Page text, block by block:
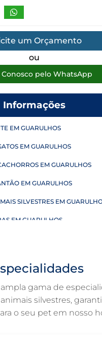
um Orçamento
ou
pelo WhatsApp
Informações
EM GUARULHOS
EM GUARULHOS
EM GUARULHOS
EM GUARULHOS
SILVESTRES EM
EM GUARULHOS
CACHORRO EM
EM GUARULHOS
EM GUARULHOS
GUARULHOS
gama de
silvestres,
o seu pet em nosso